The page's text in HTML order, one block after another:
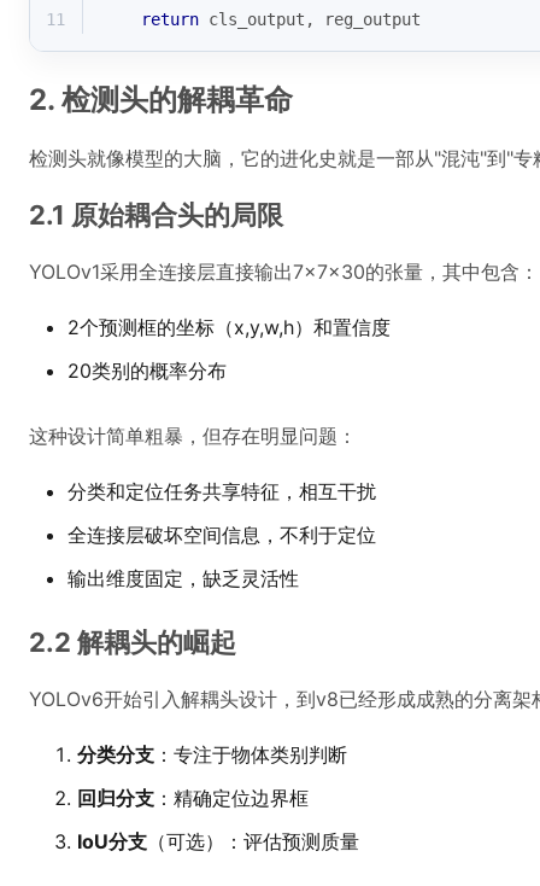
11
return cls_output, reg_output
2. 检测头的解耦革命
检测头就像模型的大脑，它的进化史就是一部从"混沌"到"
2.1 原始耦合头的局限
YOLOv1采用全连接层直接输出7×7×30的张量，其中包含：
2个预测框的坐标（x,y,w,h）和置信度
20类别的概率分布
这种设计简单粗暴，但存在明显问题：
分类和定位任务共享特征，相互干扰
全连接层破坏空间信息，不利于定位
输出维度固定，缺乏灵活性
2.2 解耦头的崛起
YOLOv6开始引入解耦头设计，到v8已经形成成熟的分离架
分类分支 ：专注于物体类别判断
回归分支 ：精确定位边界框
IoU分支 （可选）：评估预测质量